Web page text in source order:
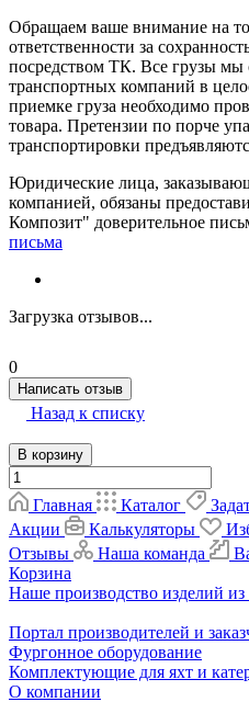
Обращаем ваше внимание на
ответственности за
посредством ТК. Все грузы мы
транспортных компаний в
приемке груза необходимо
товара. Претензии по порче
транспортировки
Юридические лица,
компанией, обязаны
Композит" доверительное
письма
Загрузка отзывов...
0
Написать отзыв
Назад к списку
В корзину
Главная Каталог
Акции
Калькуляторы
Отзывы
Наша команда
Корзина
Наше производство изделий из
Портал производителей и
Фургонное оборудование
Комплектующие для яхт и
О компании